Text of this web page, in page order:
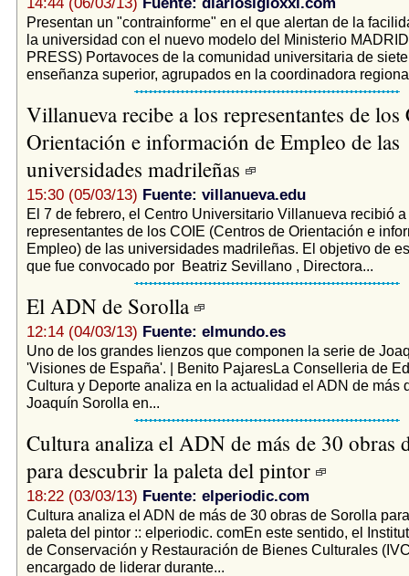
Presentan un "contrainforme" en el que alertan de la
la universidad con el nuevo modelo del Ministerio
PRESS) Portavoces de la comunidad universitaria de
enseñanza superior, agrupados en la coordinadora
Villanueva recibe a los representantes de los
Orientación e información de Empleo de las
universidades madrileñas
15:30 (05/03/13) Fuente: villanueva.edu
El 7 de febrero, el Centro Universitario Villanueva recibió a
representantes de los COIE (Centros de Orientación e
Empleo) de las universidades madrileñas. El objetivo de
que fue convocado por Beatriz Sevillano , Directora...
El ADN de Sorolla
12:14 (04/03/13) Fuente: elmundo.es
Uno de los grandes lienzos que componen la serie de
'Visiones de España'. | Benito PajaresLa Conselleria de
Cultura y Deporte analiza en la actualidad el ADN de más
Joaquín Sorolla en...
Cultura analiza el ADN de más de 30 obras
para descubrir la paleta del pintor
18:22 (03/03/13) Fuente: elperiodic.com
Cultura analiza el ADN de más de 30 obras de Sorolla
paleta del pintor :: elperiodic. comEn este sentido, el
de Conservación y Restauración de Bienes Culturales
encargado de liderar durante...